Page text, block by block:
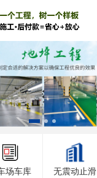
场车库
无震动止滑